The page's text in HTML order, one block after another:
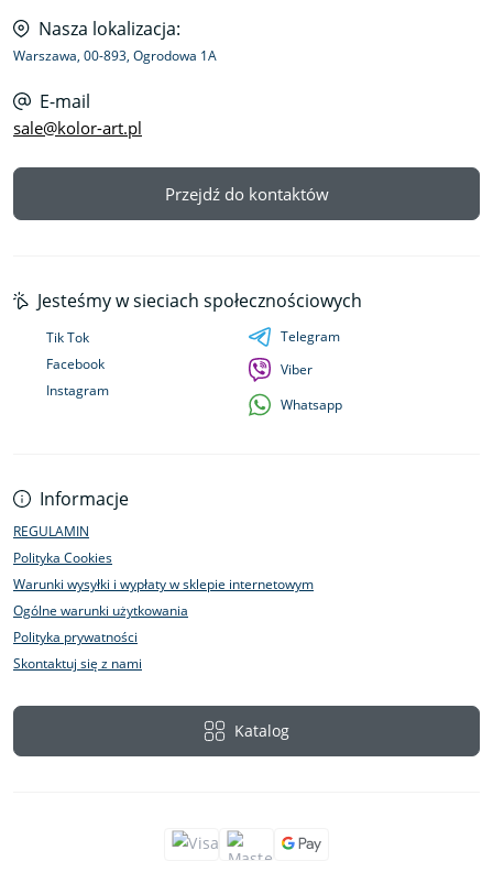
Nasza lokalizacja:
Warszawa, 00-893, Ogrodowa 1A
E-mail
sale@kolor-art.pl
Przejdź do kontaktów
Informacje
REGULAMIN
Polityka Cookies
Warunki wysyłki i wypłaty w sklepie internetowym
Ogólne warunki użytkowania
Polityka prywatności
Skontaktuj się z nami
Katalog
Jesteśmy w sieciach społecznościowych
Tik Tok
Facebook
Instagram
Telegram
Viber
Whatsapp